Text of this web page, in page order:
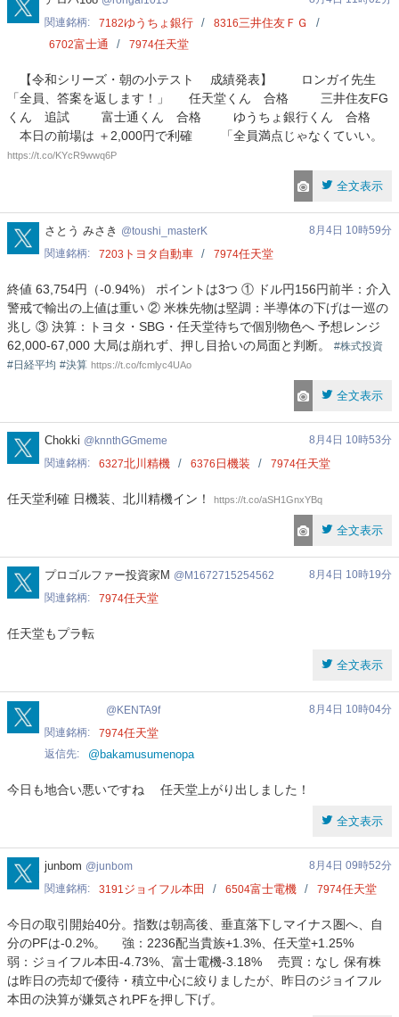
関連銘柄
7182ゆうちょ銀行 8316三井住友ＦＧ
6702富士通 7974任天堂
【令和シリーズ・朝の小テスト 成績発表】 ‍ ロンガイ先生
「全員、答案を返します！」 任天堂くん 合格 三井住友FG
くん 追試 富士通くん 合格 ゆうちょ銀行くん 合格
本日の前場は ＋2,000円で利確 ‍ 「全員満点じゃなくていい。
https://t.co/KYcR9wwq6P
全文表示
toushi_masterK
さとう みさき toushi_masterK
8月4日 10時59分
関連銘柄
7203 トヨタ自動車 7974任天堂
終値 63,754円（-0.94%） ポイントは3つ ① ドル円156円前半：介入
警戒で輸出の上値は重い ② 米株先物は堅調：半導体の下げは一巡の
兆し ③ 決算：トヨタ・SBG・任天堂待ちで個別物色へ 予想レンジ
62,000-67,000 大局は崩れず、押し目拾いの局面と判断。 #株式投資
#日経平均 #決算 https://t.co/fcmlyc4UAo
全文表示
knnthGGmeme
Chokki knnthGGmeme
8月4日 10時53分
関連銘柄
6327北川精機 6376 日機装 7974任天堂
任天堂利確 日機装、北川精機イン！ https://t.co/aSH1GnxYBq
全文表示
M1672715254562
プロゴルファー投資家M M1672715254562
8月4日 10時19分
関連銘柄
7974任天堂
任天堂もプラ転
全文表示
KENTA9f
8月4日 10時04分
関連銘柄
7974任天堂
返信先 @bakamusumenopa
今日も地合い悪いですね 任天堂上がり出しました！
全文表示
junbom
junbom junbom
8月4日 09時52分
関連銘柄
3191ジョイフル本田 6504富士電機 7974任天堂
今日の取引開始40分。指数は朝高後、垂直落下しマイナス圏へ、自
分のPFは-0.2%。 強：2236配当貴族+1.3%、任天堂+1.25%
弱：ジョイフル本田-4.73%、富士電機-3.18% 売買：なし 保有株
は昨日の売却で優待・積立中心に絞りましたが、昨日のジョイフル
本田の決算が嫌気されPFを押し下げ。